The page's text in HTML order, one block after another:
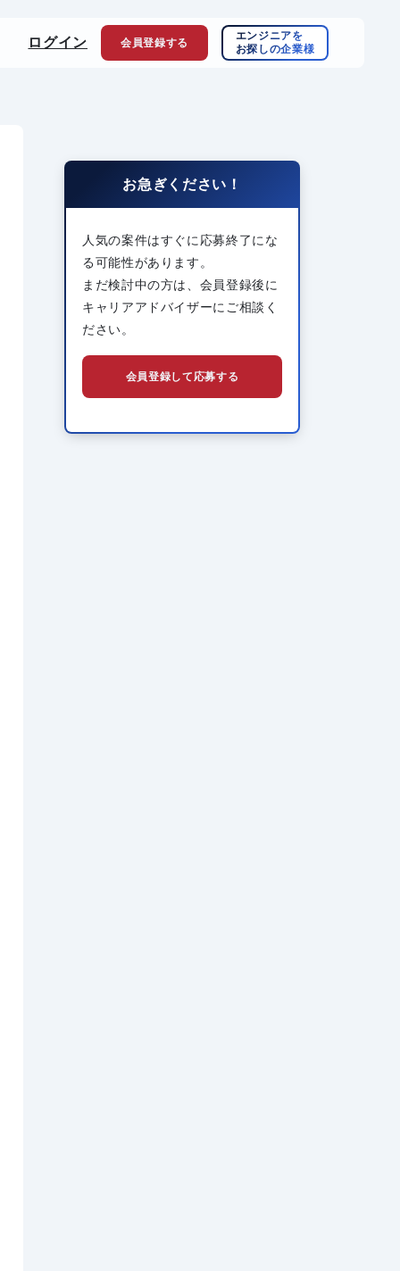
ログイン 会員登録する
エンジニアを
お探しの企業様
お急ぎください！
人気の案件はすぐに応募終了にな
る可能性があります。
まだ検討中の方は、会員登録後に
キャリアアドバイザーにご相談く
ださい。
会員登録して応募する